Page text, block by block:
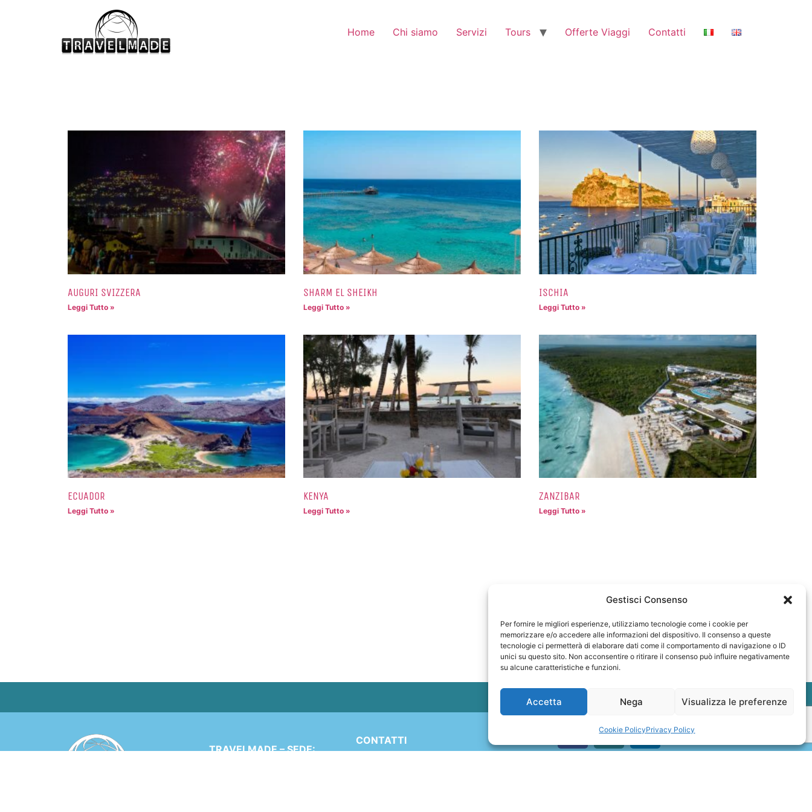
Gestisci Consenso
Per fornire le migliori esperienze, utilizziamo tecnologie come i cookie per
memorizzare e/o accedere alle informazioni del dispositivo. Il consenso a queste
tecnologie ci permetterà di elaborare dati come il comportamento di navigazione o ID
unici su questo sito. Non acconsentire o ritirare il consenso può influire negativamente
su alcune caratteristiche e funzioni.
Accetta Nega Visualizza le preferenze
Cookie PolicyPrivacy Policy
Home Chi siamo Servizi Tours Offerte Viaggi Contatti
AUGURI SVIZZERA
Leggi Tutto »
SHARM EL SHEIKH
Leggi Tutto »
ISCHIA
Leggi Tutto »
ECUADOR
Leggi Tutto »
KENYA
Leggi Tutto »
ZANZIBAR
Leggi Tutto »
TRAVELMADE – SEDE:
CONTATTI
+41 91 2207618